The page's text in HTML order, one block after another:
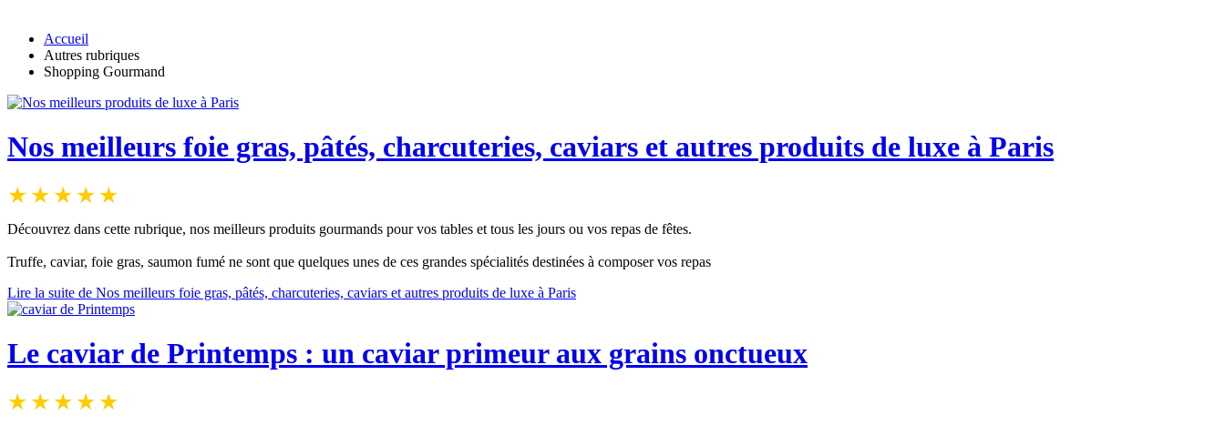
Accueil
Autres rubriques
Shopping Gourmand
Nos meilleurs foie gras, pâtés, charcuteries, caviars et autres produits de luxe à Paris
Découvrez dans cette rubrique, nos meilleurs produits gourmands pour vos tables et tous les jours ou vos repas de fêtes.
Truffe, caviar, foie gras, saumon fumé ne sont que quelques unes de ces grandes spécialités destinées à composer vos repas
Lire la suite de Nos meilleurs foie gras, pâtés, charcuteries, caviars et autres produits de luxe à Paris
Le caviar de Printemps : un caviar primeur aux grains onctueux